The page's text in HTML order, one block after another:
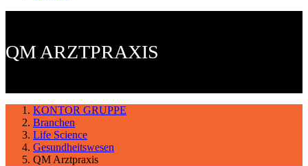
QM ARZTPRAXIS
KONTOR GRUPPE
Branchen
Life Science
Gesundheitswesen
QM Arztpraxis